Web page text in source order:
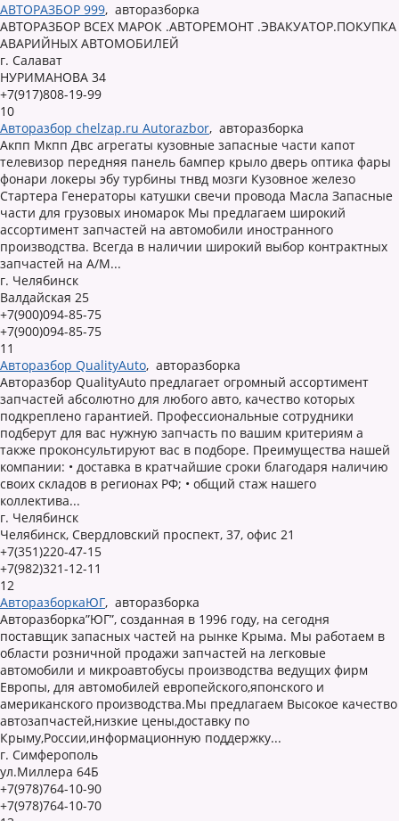
АВТОРАЗБОР 999, авторазборка
АВТОРАЗБОР ВСЕХ МАРОК .АВТОРЕМОНТ .ЭВАКУАТОР.ПОКУПКА
АВАРИЙНЫХ АВТОМОБИЛЕЙ
г. Салават
НУРИМАНОВА 34
+7(917)808-19-99
10
Авторазбор chelzap.ru Autorazbor, авторазборка
Акпп Мкпп Двс агрегаты кузовные запасные части капот
телевизор передняя панель бампер крыло дверь оптика фары
фонари локеры эбу турбины тнвд мозги Кузовное железо
Стартера Генераторы катушки свечи провода Масла Запасные
части для грузовых иномарок Мы предлагаем широкий
ассортимент запчастей на автомобили иностранного
производства. Всегда в наличии широкий выбор контрактных
запчастей на А/М...
г. Челябинск
Валдайская 25
+7(900)094-85-75
+7(900)094-85-75
11
Авторазбор QualityAuto, авторазборка
Авторазбор QualityAuto предлагает огромный ассортимент
запчастей абсолютно для любого авто, качество которых
подкреплено гарантией. Профессиональные сотрудники
подберут для вас нужную запчасть по вашим критериям а
также проконсультируют вас в подборе. Преимущества нашей
компании: • доставка в кратчайшие сроки благодаря наличию
своих складов в регионах РФ; • общий стаж нашего
коллектива...
г. Челябинск
Челябинск, Свердловский проспект, 37, офис 21
+7(351)220-47-15
+7(982)321-12-11
12
АвторазборкаЮГ, авторазборка
Авторазборка”ЮГ”, созданная в 1996 году, на сегодня
поставщик запасных частей на рынке Крыма. Мы работаем в
области розничной продажи запчастей на легковые
автомобили и микроавтобусы производства ведущих фирм
Европы, для автомобилей европейского,японского и
американского производства.Мы предлагаем Высокое качество
автозапчастей,низкие цены,доставку по
Крыму,России,информационную поддержку...
г. Симферополь
ул.Миллера 64Б
+7(978)764-10-90
+7(978)764-10-70